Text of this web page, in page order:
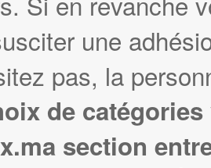
une
pas, la
de
section